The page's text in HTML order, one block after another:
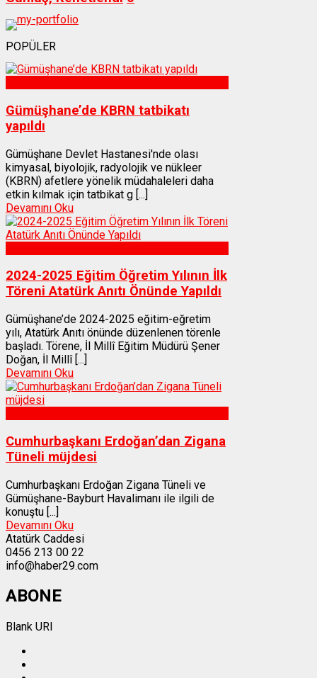
POPÜLER
Gümüşhane’de KBRN tatbikatı
yapıldı
Gümüşhane Devlet Hastanesi'nde olası
kimyasal, biyolojik, radyolojik ve nükleer
(KBRN) afetlere yönelik müdahaleleri daha
etkin kılmak için tatbikat g [...]
Devamını Oku
2024-2025 Eğitim Öğretim Yılının İlk
Töreni Atatürk Anıtı Önünde Yapıldı
Gümüşhane’de 2024-2025 eğitim-eğretim
yılı, Atatürk Anıtı önünde düzenlenen törenle
başladı. Törene, İl Millî Eğitim Müdürü Şener
Doğan, İl Millî [...]
Devamını Oku
Cumhurbaşkanı Erdoğan’dan Zigana
Tüneli müjdesi
Cumhurbaşkanı Erdoğan Zigana Tüneli ve
Gümüşhane-Bayburt Havalimanı ile ilgili de
konuştu [...]
Devamını Oku
Atatürk Caddesi
0456 213 00 22
info@haber29.com
ABONE
Blank URI